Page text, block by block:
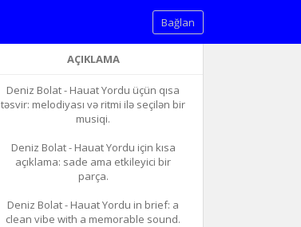
Bağlan
AÇIKLAMA
Deniz Bolat - Hauat Yordu üçün qısa
təsvir: melodiyası və ritmi ilə seçilən bir
musiqi.
Deniz Bolat - Hauat Yordu için kısa
açıklama: sade ama etkileyici bir
parça.
Deniz Bolat - Hauat Yordu in brief: a
clean vibe with a memorable sound.